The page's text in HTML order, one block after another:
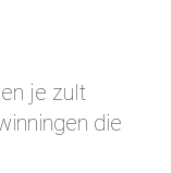
je zult
die